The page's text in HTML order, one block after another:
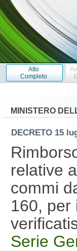
Atto
Completo
MINISTERO
DECRETO 15
relative
commi
160, per
Serie